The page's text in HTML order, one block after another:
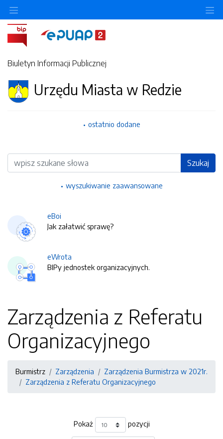
Biuletyn Informacji Publicznej
Urzędu Miasta w Redzie
ostatnio dodane
Wyszukiwarka Szukaj
wyszukiwanie zaawansowane
eBoi
Jak załatwić sprawę?
eWrota
BIPy jednostek organizacyjnych.
Zarządzenia z Referatu
Organizacyjnego
Burmistrz Zarządzenia
Zarządzenia Burmistrza w 2021r.
Zarządzenia z Referatu Organizacyjnego
Pokaż pozycji